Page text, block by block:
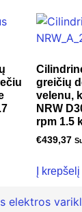
greičių
velenu,
NRW
rpm 1.5
€439,37
Į krepšelį